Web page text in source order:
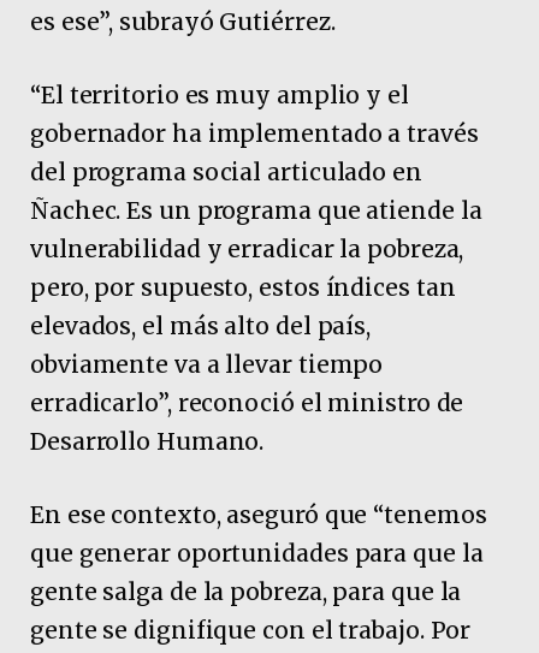
es ese”, subrayó Gutiérrez.
“El territorio es muy amplio y el
gobernador ha implementado a través
del programa social articulado en
Ñachec. Es un programa que atiende la
vulnerabilidad y erradicar la pobreza,
pero, por supuesto, estos índices tan
elevados, el más alto del país,
obviamente va a llevar tiempo
erradicarlo”, reconoció el ministro de
Desarrollo Humano.
En ese contexto, aseguró que “tenemos
que generar oportunidades para que la
gente salga de la pobreza, para que la
gente se dignifique con el trabajo. Por